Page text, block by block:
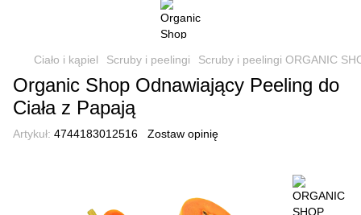
Ciało i kąpiel Scruby i peelingi Scruby i peelingi ORGANIC
Organic Shop Odnawiający Peeling do
Ciała z Papają
Artykuł: 4744183012516 Zostaw opinię